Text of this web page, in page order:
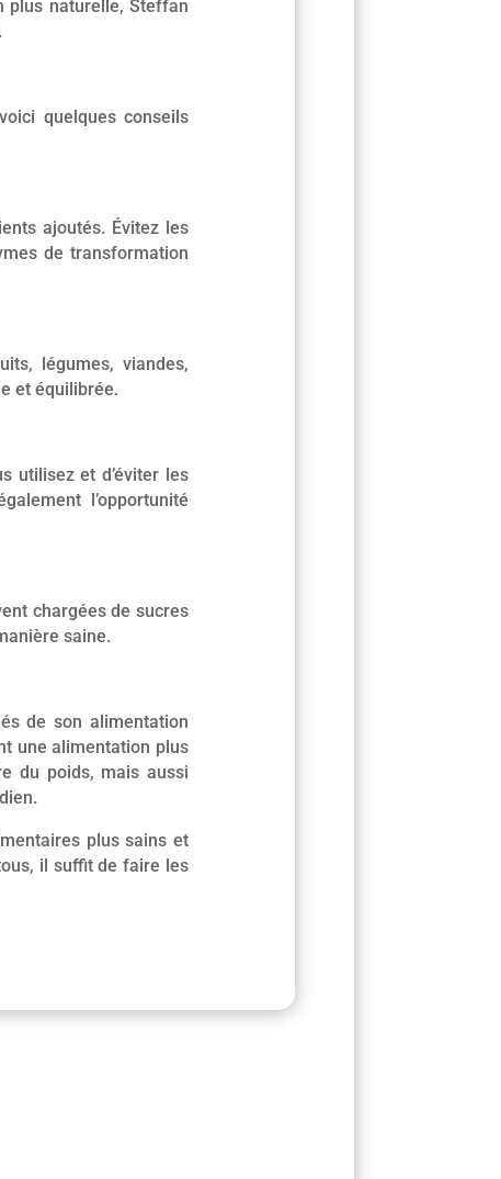
plus naturelle, Steffan
quelques conseils
ajoutés. Évitez les
de transformation
légumes, viandes,
et équilibrée.
utilisez et d’éviter les
l’opportunité
chargées de sucres
saine.
de son alimentation
une alimentation plus
du poids, mais aussi
plus sains et
il suffit de faire les